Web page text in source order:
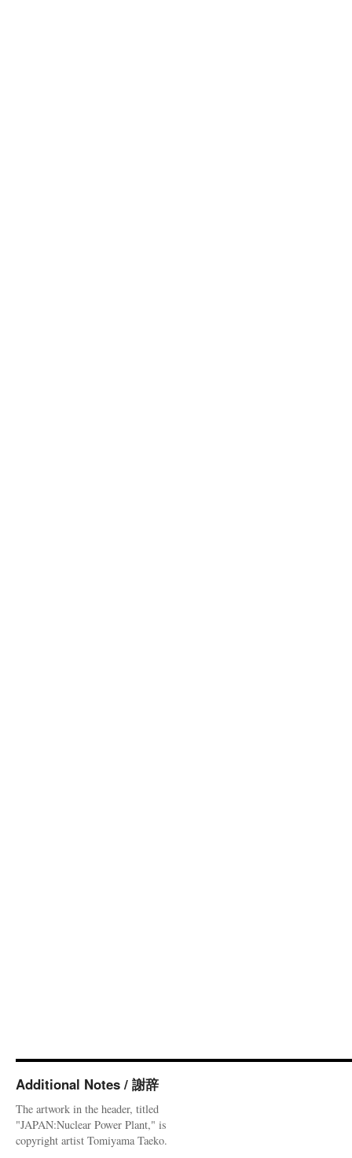
Additional Notes / 謝辞
The artwork in the header, titled
"JAPAN:Nuclear Power Plant," is
copyright artist Tomiyama Taeko.